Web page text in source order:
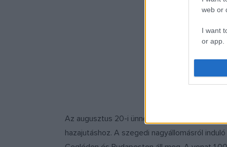
web or
I want
or app.
I want
I want
Az augusztus 20-i ünnepi Bánk bán
hazajutáshoz. A szegedi nagyállomásról